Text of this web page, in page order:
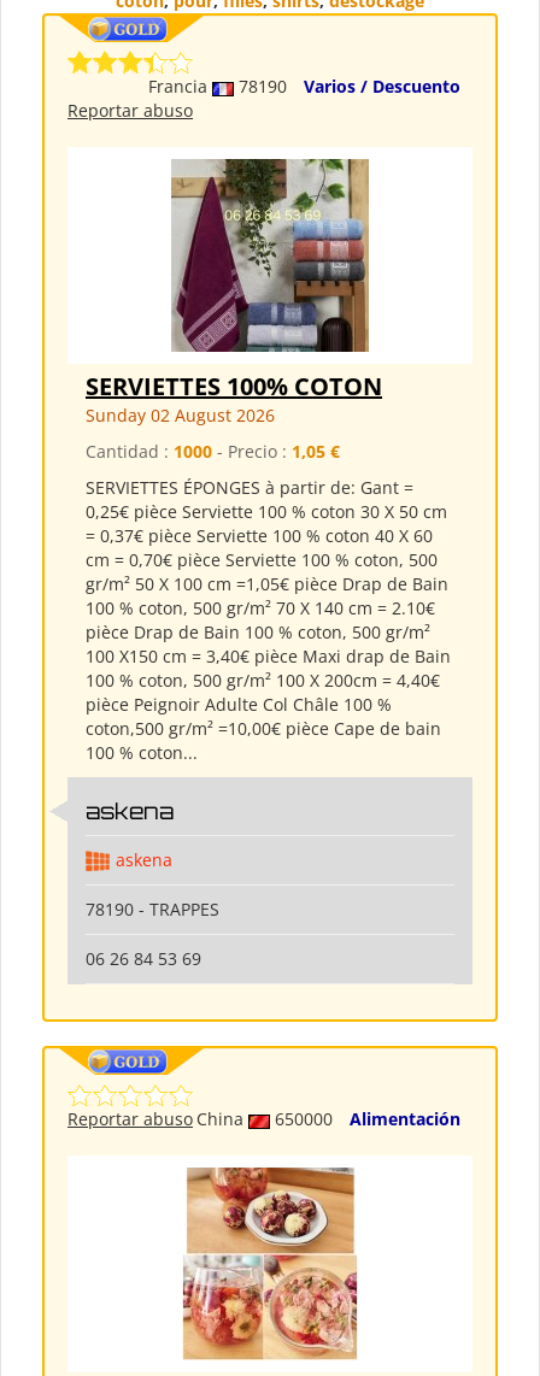
Francia 78190
Varios / Descuento
Reportar abuso
SERVIETTES 100% COTON
Sunday 02 August 2026
Cantidad : 1000 - Precio : 1,05 €
SERVIETTES ÉPONGES à partir de: Gant =
0,25€ pièce Serviette 100 % coton 30 X 50 cm
= 0,37€ pièce Serviette 100 % coton 40 X 60
cm = 0,70€ pièce Serviette 100 % coton, 500
gr/m² 50 X 100 cm =1,05€ pièce Drap de Bain
100 % coton, 500 gr/m² 70 X 140 cm = 2.10€
pièce Drap de Bain 100 % coton, 500 gr/m²
100 X150 cm = 3,40€ pièce Maxi drap de Bain
100 % coton, 500 gr/m² 100 X 200cm = 4,40€
pièce Peignoir Adulte Col Châle 100 %
coton,500 gr/m² =10,00€ pièce Cape de bain
100 % coton...
askena
askena
78190 - TRAPPES
06 26 84 53 69
China 650000 Alimentación
Reportar abuso